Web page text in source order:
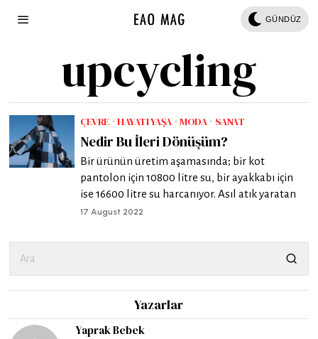
GÜNDÜZ
upcycling
ÇEVRE · HAYATI YAŞA · MODA · SANAT
Nedir Bu İleri Dönüşüm?
Bir ürünün üretim aşamasında; bir kot
pantolon için 10800 litre su, bir ayakkabı için
ise 16600 litre su harcanıyor. Asıl atık yaratan
17 August 2022
Yazarlar
Yaprak Bebek